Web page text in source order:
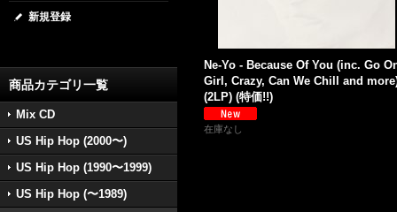
新規登録
商品カテゴリ一覧
Mix CD
US Hip Hop (2000〜)
US Hip Hop (1990〜1999)
US Hip Hop (〜1989)
Ne-Yo - Because Of You (inc. Go
Girl, Crazy, Can We Chill and
(2LP) (特価!!)
在庫なし